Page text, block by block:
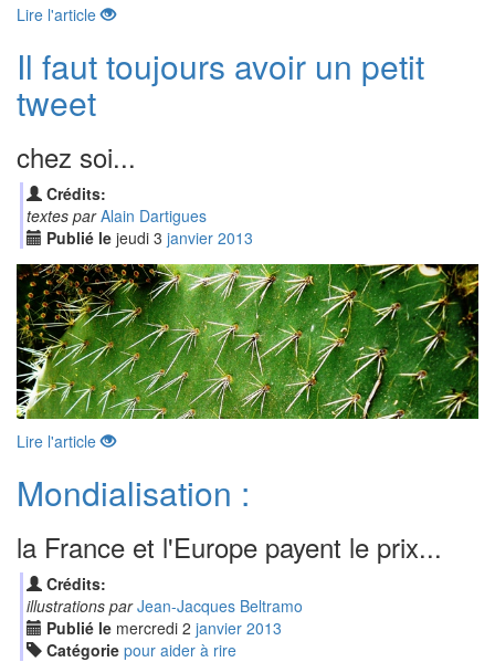
Lire l'article
Il faut toujours avoir un petit
tweet
chez soi...
Crédits:
textes par Alain Dartigues
Publié le jeudi 3 janvier 2013
Lire l'article
Mondialisation :
la France et l'Europe payent le prix...
Crédits:
illustrations par Jean-Jacques Beltramo
Publié le mercredi 2 janvier 2013
Catégorie pour aider à rire